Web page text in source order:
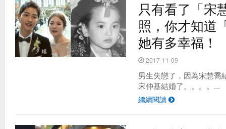
只有看了「宋
照，你才知道
她有多幸福！
2017-11-09
男生失戀了，因為宋慧喬
宋仲基結婚了。。。。...
繼續閱讀